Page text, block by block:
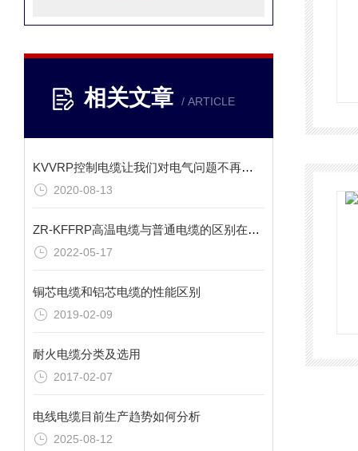
相关文章 / ARTICLE
KVVRP控制电缆让我们对电气问题不再谈之色变
2020-08-13
ZR-KFFRP高温电缆与普通电缆的区别在哪？
2022-05-17
铜芯电缆和铝芯电缆的性能区别
2019-02-09
耐火电缆分类及选用
2017-02-07
电线电缆目前生产趋势如何分析
2025-08-12